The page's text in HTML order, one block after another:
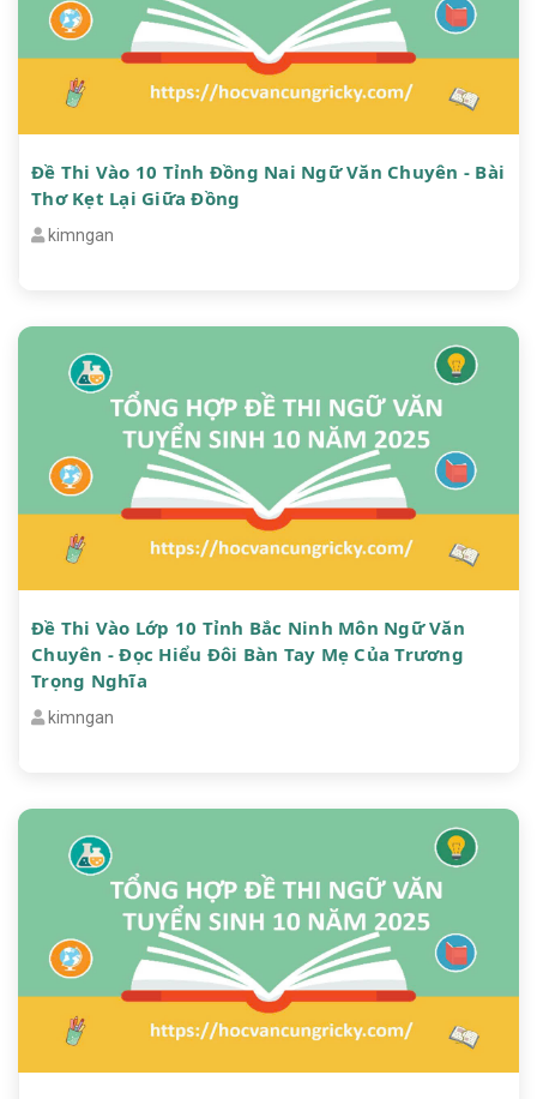
Đề Thi Vào 10 Tỉnh Đồng Nai Ngữ Văn Chuyên - Bài
Thơ Kẹt Lại Giữa Đồng
kimngan
Đề Thi Vào Lớp 10 Tỉnh Bắc Ninh Môn Ngữ Văn
Chuyên - Đọc Hiểu Đôi Bàn Tay Mẹ Của Trương
Trọng Nghĩa
kimngan